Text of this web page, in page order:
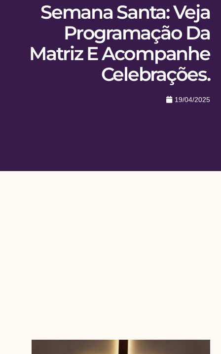
Semana Santa: Veja
Programação Da
Matriz E Acompanhe
Celebrações.
19/04/2025